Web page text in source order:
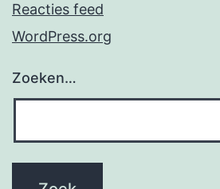
Reacties feed
WordPress.org
Zoeken…